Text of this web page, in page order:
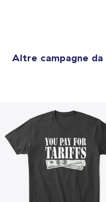
Altre campagne da